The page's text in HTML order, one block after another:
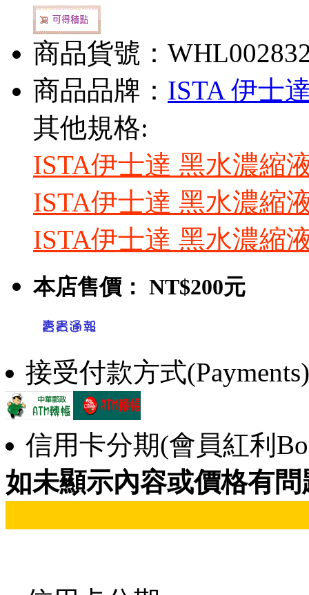
商品貨號：
商品品牌： ISTA 伊士
其他規格:
ISTA伊士達 黑水濃縮
ISTA伊士達 黑水濃縮
ISTA伊士達 黑水濃縮
本店售價： NT$200元
接受付款方式
信用卡分期(會員紅利
如未顯示內容或價格有